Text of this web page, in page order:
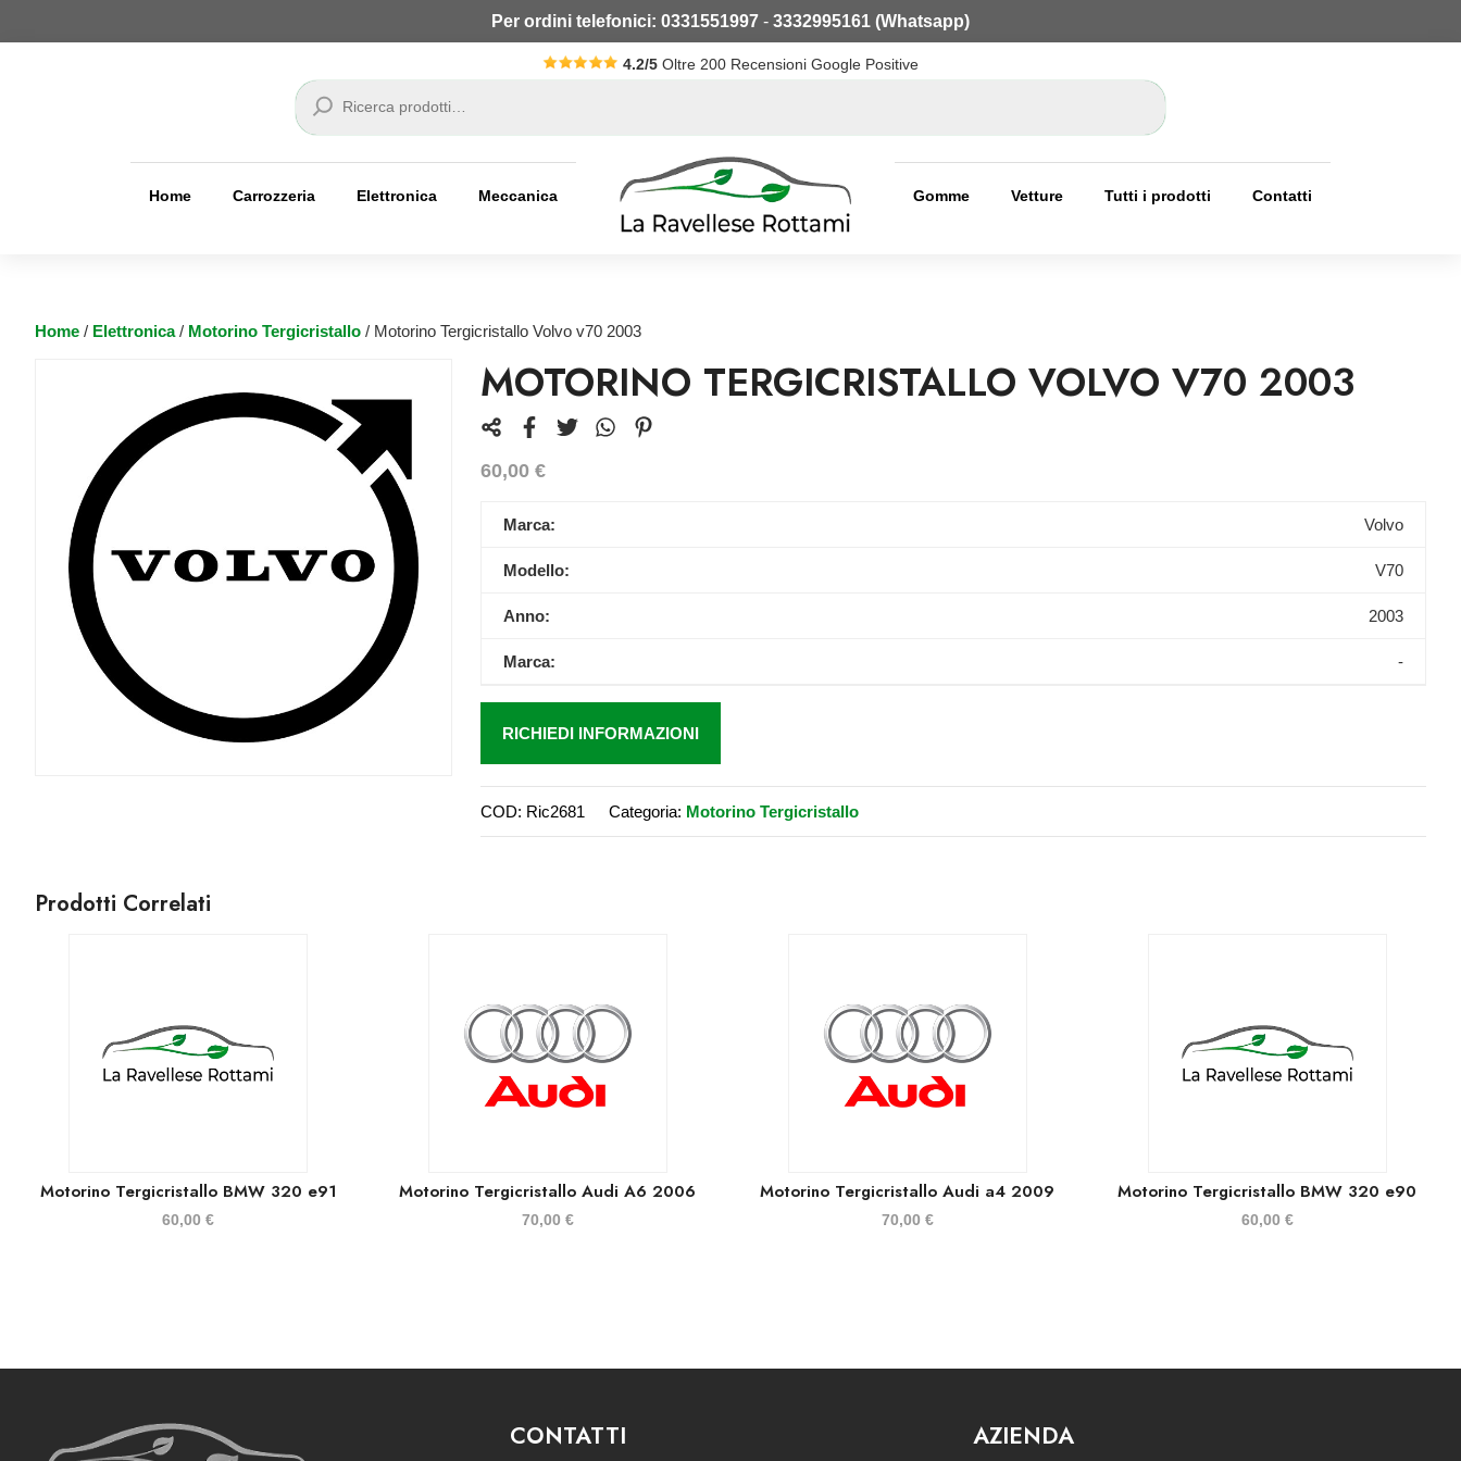
Per ordini telefonici: 0331551997 - 3332995161 (Whatsapp)
4.2/5 Oltre 200 Recensioni Google Positive
Cerca
Home Carrozzeria Elettronica Meccanica Gomme Vetture Tutti i prodotti Contatti
Home / Elettronica/ Motorino Tergicristallo / Motorino Tergicristallo Volvo v70 2003
MOTORINO TERGICRISTALLO VOLVO V70 2003
60,00 €
Marca: Volvo
Modello: V70
Anno: 2003
Marca: -
RICHIEDI INFORMAZIONI
COD: Ric2681 Categoria: Motorino Tergicristallo
Prodotti Correlati
Motorino Tergicristallo BMW 320 e91
60,00€
Motorino Tergicristallo Audi A6 2006
70,00 €
Motorino Tergicristallo Audi a4 2009
70,00 €
Motorino Tergicristallo BMW 320 e90
60,00 €
CONTATTI AZIENDA